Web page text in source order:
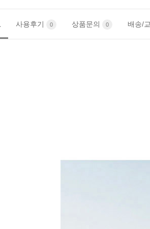
사용후기 0 상품문의 0 배송/